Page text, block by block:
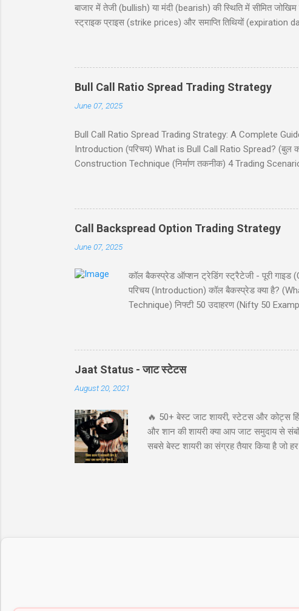
बाजार में तेजी (bullish) या मंदी (bearish) की स्थिति में सीमित
स्ट्राइक प्राइस (strike prices) और समाप्ति तिथियों
उपयोगी होगी, जो निफ्टी 50 इंडेक्स पर ट्रेडिंग में रुचि रखते हैं।
(Table of Contents) 1. परिचय (Introduction) 2. बुल पुट लैडर
Bull Call Ratio Spread Trading Strategy
June 07, 2025
Bull Call Ratio Spread Trading Strategy: A Complete
Introduction (परिचय) What is Bull Call Ratio Spread? (बुल
Construction Technique (निर्माण तकनीक) 4 Trading
(निष्कर्ष) Disclaimer (अस्वीकरण) Introduction (परिचय) बुल
व्यू (view) वाले ट्रेडर्स के लिए आदर्श है। यह रणनीति दो कॉल
Call Backspread Option Trading Strategy
June 07, 2025
कॉल बैकस्प्रेड ऑप्शन ट्रेडिंग स्ट्रैटेजी - पूरी
परिचय (Introduction) कॉल बैकस्प्रेड क्या है?
Technique) निफ्टी 50 उदाहरण (Nifty 50
परिचय (Introduction) कॉल बैकस्प्रेड (Call
विशेष रूप से जब आपको बाजार में बड़ी उछाल (big
संभावना प्रद...
Jaat Status - जाट स्टेटस
August 20, 2021
🔥 50+ बेस्ट जाट शायरी, स्टेटस और कोट्स
और शान की शायरी क्या आप जाट समुदाय से
सबसे बेस्ट शायरी का संग्रह तैयार किया है जो
के लिये तुफान है जाट, तभी तो दुनिया कहती